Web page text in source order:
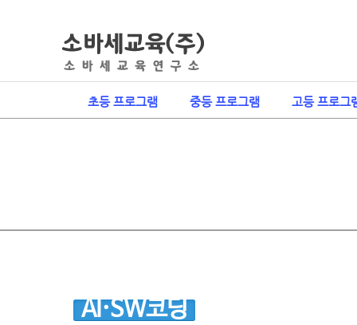
초등 프로그램 중등 프로그램 고등 프로그
AI·SW코딩